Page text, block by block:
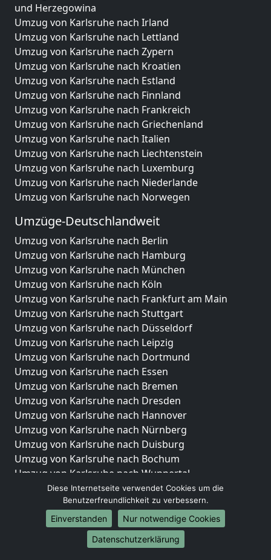
und Herzegowina
Umzug von Karlsruhe nach Irland
Umzug von Karlsruhe nach Lettland
Umzug von Karlsruhe nach Zypern
Umzug von Karlsruhe nach Kroatien
Umzug von Karlsruhe nach Estland
Umzug von Karlsruhe nach Finnland
Umzug von Karlsruhe nach Frankreich
Umzug von Karlsruhe nach Griechenland
Umzug von Karlsruhe nach Italien
Umzug von Karlsruhe nach Liechtenstein
Umzug von Karlsruhe nach Luxemburg
Umzug von Karlsruhe nach Niederlande
Umzug von Karlsruhe nach Norwegen
Umzüge-Deutschlandweit
Umzug von Karlsruhe nach Berlin
Umzug von Karlsruhe nach Hamburg
Umzug von Karlsruhe nach München
Umzug von Karlsruhe nach Köln
Umzug von Karlsruhe nach Frankfurt am Main
Umzug von Karlsruhe nach Stuttgart
Umzug von Karlsruhe nach Düsseldorf
Umzug von Karlsruhe nach Leipzig
Umzug von Karlsruhe nach Dortmund
Umzug von Karlsruhe nach Essen
Umzug von Karlsruhe nach Bremen
Umzug von Karlsruhe nach Dresden
Umzug von Karlsruhe nach Hannover
Umzug von Karlsruhe nach Nürnberg
Umzug von Karlsruhe nach Duisburg
Umzug von Karlsruhe nach Bochum
Umzug von Karlsruhe nach Wuppertal
Umzug von Karlsruhe nach Bielefeld
Umzug von Karlsruhe nach Bonn
Umzug von Karlsruhe nach Münster
Internationale-Umzüge
Diese Internetseite verwendet Cookies um die
Benutzerfreundlichkeit zu verbessern.
Einverstanden
Nur notwendige Cookies
Datenschutzerklärung